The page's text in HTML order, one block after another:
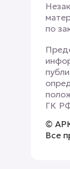
по
ГК
©
Все